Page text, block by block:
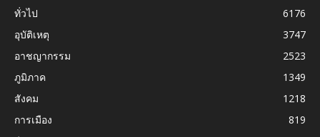
ทั่วไป
6176
อุบัติเหตุ
3747
อาชญากรรม
2523
ภูมิภาค
1349
สังคม
1218
การเมือง
819